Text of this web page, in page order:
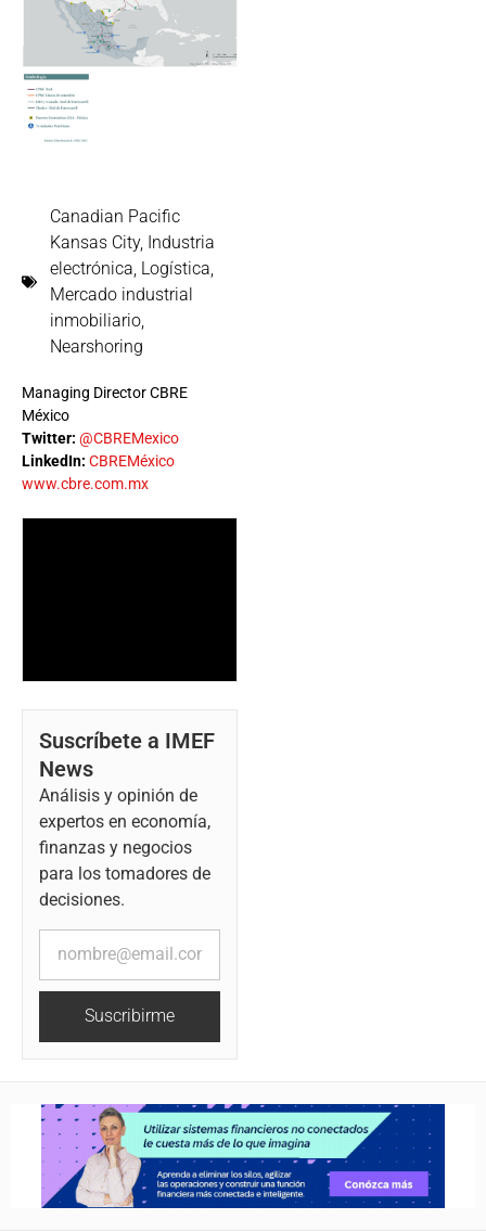
Canadian Pacific
Kansas City, Industria
electrónica, Logística,
Mercado industrial
inmobiliario,
Nearshoring
Managing Director CBRE
México
Twitter: @CBREMexico
LinkedIn: CBREMéxico
www.cbre.com.mx
Suscríbete a IMEF
News
Análisis y opinión de
expertos en economía,
finanzas y negocios
para los tomadores de
decisiones.
Suscribirme